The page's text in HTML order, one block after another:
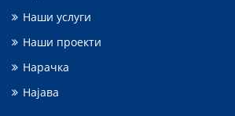
Наши услуги
Наши проекти
Нарачка
Најава